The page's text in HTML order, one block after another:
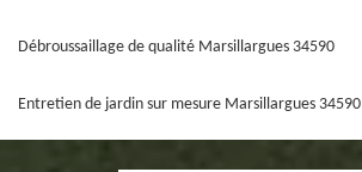
Débroussaillage de qualité Marsillargues 34590
Entretien de jardin sur mesure Marsillargues 34590